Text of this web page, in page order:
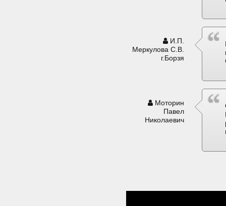
И.П.
Меркулова С.В.
г.Борзя
Моторин
Павел
Николаевич